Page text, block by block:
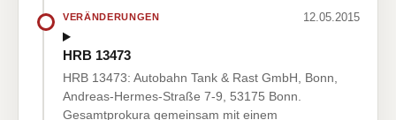
VERÄNDERUNGEN 12.05.2015
HRB 13473
HRB 13473: Autobahn Tank & Rast GmbH, Bonn,
Andreas-Hermes-Straße 7-9, 53175 Bonn.
Gesamtprokura gemeinsam mit einem